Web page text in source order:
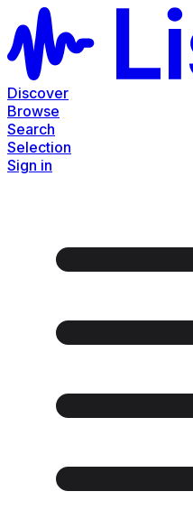
Discover
Browse
Search
Selection
Sign in